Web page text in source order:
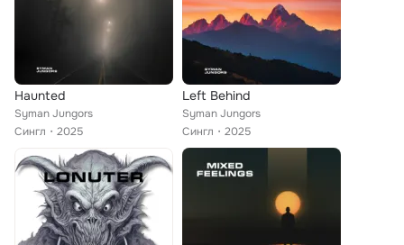
Haunted
Syman Jungors
Сингл
2025
Left Behind
Syman Jungors
Сингл
2025